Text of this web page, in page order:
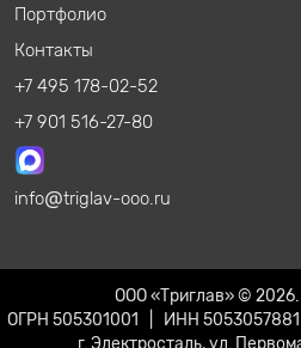
Портфолио
Контакты
+7 495 178-02-52
+7 901 516-27-80
info triglav-ooo.ru
ООО «Триглав» ©
ОГРН 505301001 | ИНН
г. Электросталь, ул.